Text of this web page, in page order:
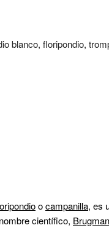
blanco, floripondio,
ocampanilla, es
científico,